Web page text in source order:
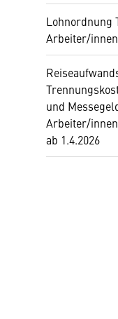
Lohnordnung
Arbeiter/
und
Arbeiter/
ab 1.4.2026